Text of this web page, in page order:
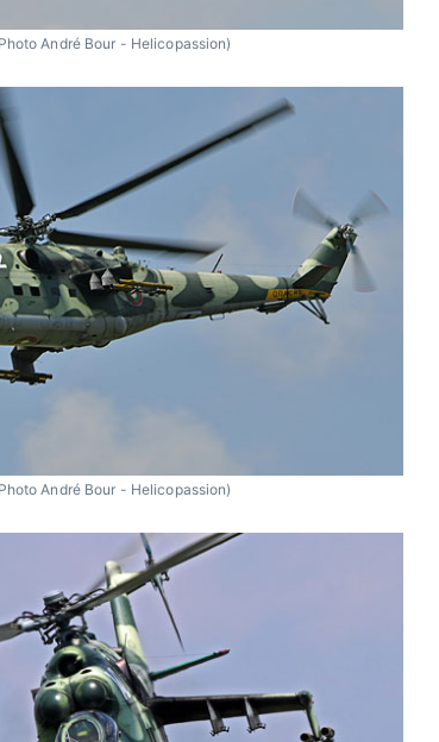
André Bour - Helicopassion)
André Bour - Helicopassion)